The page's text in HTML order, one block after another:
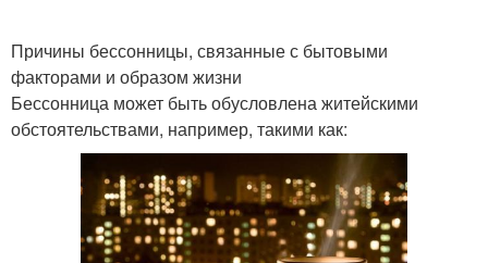
Причины бессонницы, связанные с бытовыми
факторами и образом жизни
Бессонница может быть обусловлена житейскими
обстоятельствами, например, такими как: